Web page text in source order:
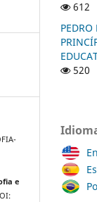
e
612
PEDRO
520